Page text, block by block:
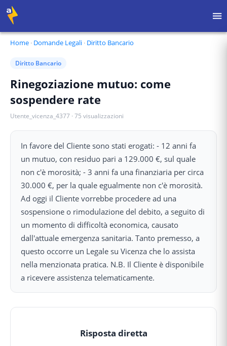
Home · Domande Legali · Diritto Bancario
Diritto Bancario
Rinegoziazione mutuo: come
sospendere rate
Utente_vicenza_4377 · 75 visualizzazioni
In favore del Cliente sono stati erogati: - 12 anni fa
un mutuo, con residuo pari a 129.000 €, sul quale
non c'è morosità; - 3 anni fa una finanziaria per circa
30.000 €, per la quale egualmente non c'è morosità.
Ad oggi il Cliente vorrebbe procedere ad una
sospensione o rimodulazione del debito, a seguito di
un momento di difficoltà economica, causato
dall'attuale emergenza sanitaria. Tanto premesso, a
questo occorre un Legale su Vicenza che lo assista
nella menzionata pratica. N.B. Il Cliente è disponibile
a ricevere assistenza telematicamente.
Risposta diretta